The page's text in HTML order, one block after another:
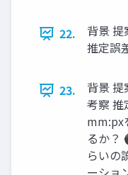
22.
背景 提
推定誤
23.
背景
考察
mm:px
るか？
らいの